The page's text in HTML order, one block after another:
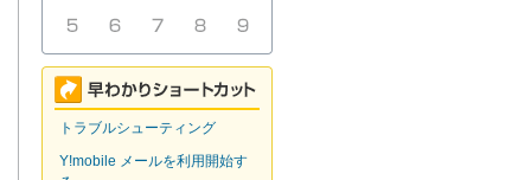
トラブルシューティング
Y!mobile メールを利用開始す